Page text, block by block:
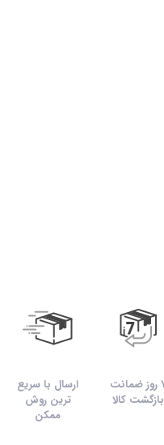
7 روز ضمانت
بازگشت کالا
ارسال با سریع
ترین روش
ممکن